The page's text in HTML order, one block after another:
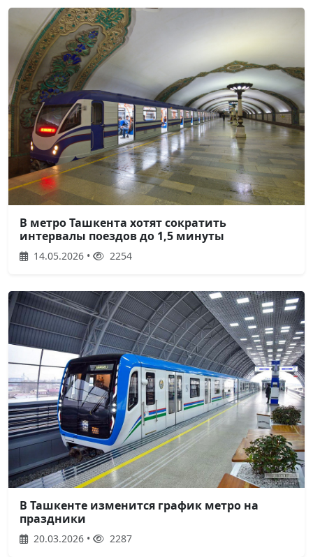
В метро Ташкента хотят сократить
интервалы поездов до 1,5 минуты
14.05.2026 • 2254
В Ташкенте изменится график метро на
праздники
20.03.2026 • 2287